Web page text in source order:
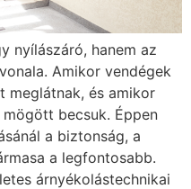
nyílászáró, hanem az
Amikor vendégek
meglátnak, és amikor
becsuk. Éppen
a biztonság, a
a legfontosabb.
árnyékolástechnikai